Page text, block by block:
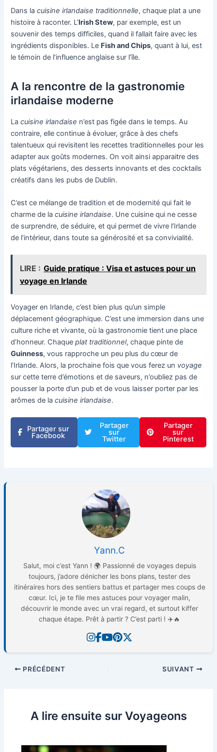
Dans lacuisine irlandaise traditionnelle, chaque plat a une
histoire à raconter. L’Irish Stew, par exemple, est un
souvenir des temps difficiles, quand il fallait faire avec les
ingrédients disponibles. Le Fish and Chips, quant à lui, est
le témoin de l’influence anglaise sur l’île.
A la rencontre de la gastronomie
irlandaise moderne
Lacuisine irlandaise n’est pas figée dans le temps. Au
contraire, elle continue à évoluer, grâce à des chefs
talentueux qui revisitent les recettes traditionnelles pour les
adapter aux goûts modernes. On voit ainsi apparaitre des
plats végétariens, des desserts innovants et des cocktails
créatifs dans les pubs de Dublin.
C’est ce mélange de tradition et de modernité qui fait le
charme de lacuisine irlandaise. Une cuisine qui ne cesse
de surprendre, de séduire, et qui permet de vivre l’Irlande
de l’intérieur, dans toute sa générosité et sa convivialité.
LIRE : Guide pratique : Visa et astuces pour un
voyage en Irlande
Voyager en Irlande, c’est bien plus qu’un simple
déplacement géographique. C’est une immersion dans une
culture riche et vivante, où la gastronomie tient une place
d’honneur. Chaqueplat traditionnel, chaque pinte de
Guinness, vous rapproche un peu plus du cœur de
l’Irlande. Alors, la prochaine fois que vous ferez un voyage
sur cette terre d’émotions et de saveurs, n’oubliez pas de
pousser la porte d’un pub et de vous laisser porter par les
arômes de lacuisine irlandaise.
Partager sur
Facebook
Partager
sur
Twitter
Partager
sur
Pinterest
Yann.C
Salut, moi c’est Yann ! 🌍 Passionné de voyages depuis
toujours, j’adore dénicher les bons plans, tester des
itinéraires hors des sentiers battus et partager mes coups de
cœur. Ici, je te file mes astuces pour voyager malin,
découvrir le monde avec un vrai regard, et surtout kiffer
chaque étape. Prêt à partir ? C’est parti ! ✈️🔥
PRÉCÉDENT SUIVANT
A lire ensuite sur Voyageons